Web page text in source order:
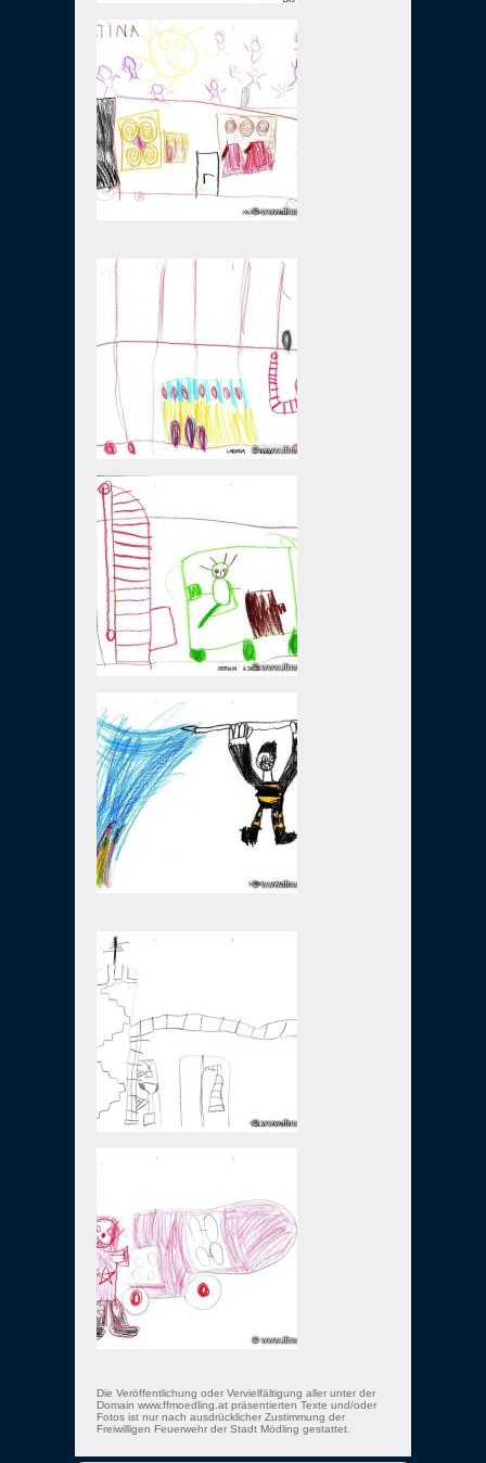
Die Veröffentlichung oder Vervielfältigung aller unter der
Domain www.ffmoedling.at präsentierten Texte und/oder
Fotos ist nur nach ausdrücklicher Zustimmung der
Freiwilligen Feuerwehr der Stadt Mödling gestattet.